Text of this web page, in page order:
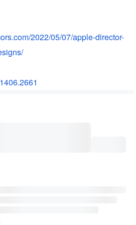
2022/05/07/apple-director-